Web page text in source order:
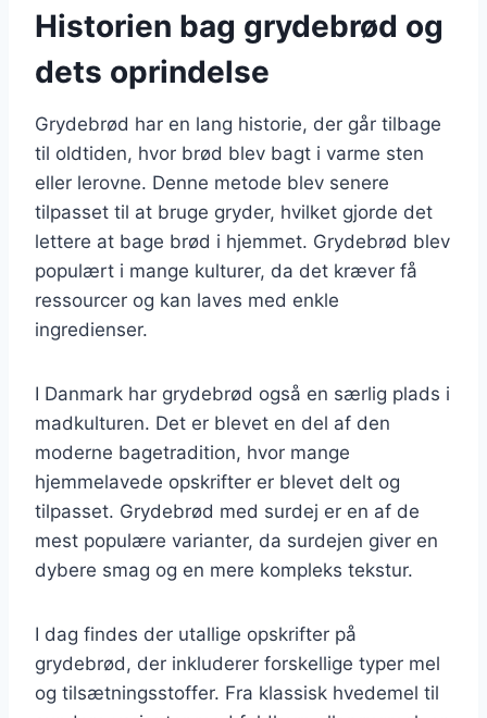
Historien bag grydebrød og
dets oprindelse
Grydebrød har en lang historie, der går tilbage
til oldtiden, hvor brød blev bagt i varme sten
eller lerovne. Denne metode blev senere
tilpasset til at bruge gryder, hvilket gjorde det
lettere at bage brød i hjemmet. Grydebrød blev
populært i mange kulturer, da det kræver få
ressourcer og kan laves med enkle
ingredienser.
I Danmark har grydebrød også en særlig plads i
madkulturen. Det er blevet en del af den
moderne bagetradition, hvor mange
hjemmelavede opskrifter er blevet delt og
tilpasset. Grydebrød med surdej er en af de
mest populære varianter, da surdejen giver en
dybere smag og en mere kompleks tekstur.
I dag findes der utallige opskrifter på
grydebrød, der inkluderer forskellige typer mel
og tilsætningsstoffer. Fra klassisk hvedemel til